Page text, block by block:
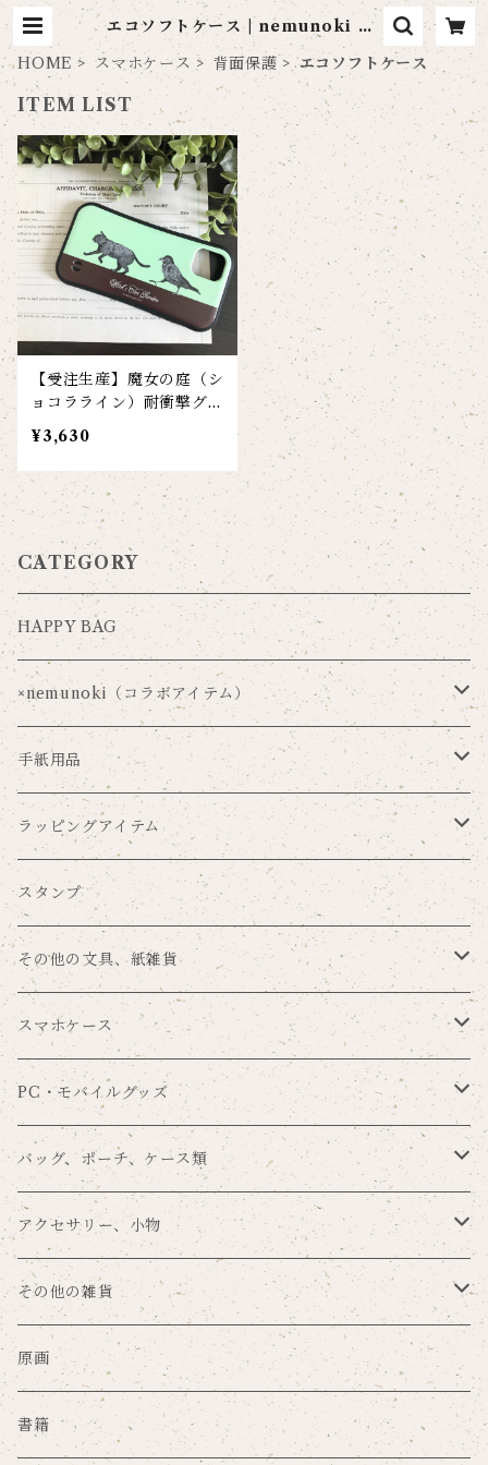
エコソフトケース | nemunoki pa
per item
HOME
スマホケース 背面保護 エコソフトケース
ITEM LIST
【受注生産】魔女の庭（シ
ョコラライン）耐衝撃グリ
ップiPhoneケース
¥3,630
CATEGORY
HAPPY BAG
×nemunoki（コラボアイテム）
Via Carousel×nemunoki
oudmijin×nemunoki
吉井美穂×nemunoki
紙me×nemunoki
Souren
まんまる×nemunoki
POME×nemunoki
ゆらり本舗×nemunoki
文房具DJmaki×nemunoki
mug×nemunoki
merilforel×nemunoki
手紙用品
レターセット
便箋
ポストカード
メッセージカード
一筆箋
その他の手紙用品
ラッピングアイテム
ラッピングペーパー
マスキングテープ
シール
タグセット
その他のラッピングアイテム
スタンプ
その他の文具、紙雑貨
ブックカバー
ブックマーク
メモパッド
ノート
ファイル
ステッカー
ポスター
スマホケース
手帳型
留め帯あり
留め帯なし
背面保護
プラスチックハードカバー
ミラーケース
サンドアートケース
グリッターケース
PC・モバイルグッズ
スマホリング
タブレットカバー
カードポケット
マウスパッド
その他のPC・モバイルグッズ
バッグ、ポーチ、ケース類
バッグ
ポーチ
キーケース
コインケース
アクセサリー、小物
キーホルダー
ブローチ
缶バッジ、ピンズ
その他の雑貨
マスク
珪藻土グッズ
原画
書籍